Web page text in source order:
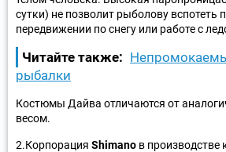
сутки) не позволит рыболову вспотеть
передвижении по снегу или работе с
Читайте также:
рыбалки
Костюмы Дайва отличаются от
весом.
2.Корпорация Shimano в производстве